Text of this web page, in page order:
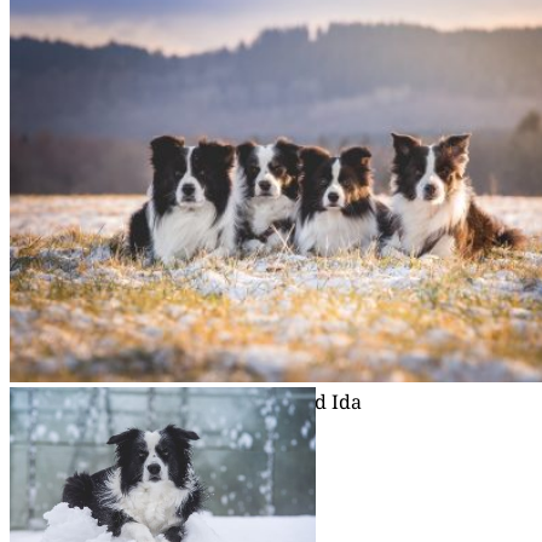
16|12|2017 – Zion
29|12|2017 – Zion, Nell, Hei­di und Ida